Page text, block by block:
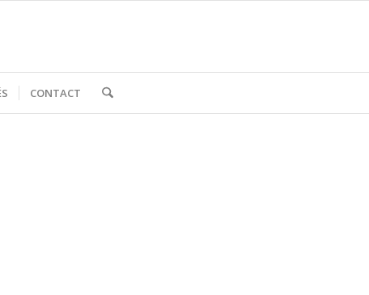
CONTACT